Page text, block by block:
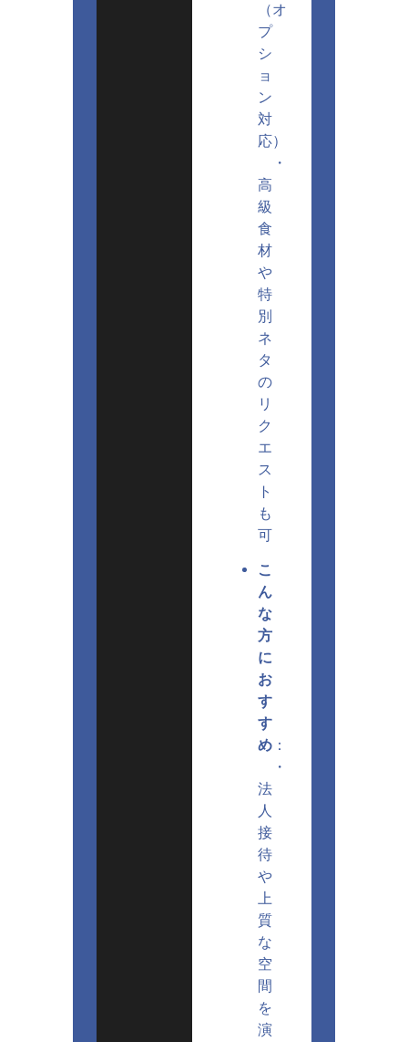
（オ
プ
シ
ョ
ン
対
応）
・
高
級
食
材
や
特
別
ネ
タ
の
リ
ク
エ
ス
ト
も
可
こ
ん
な
方
に
お
す
す
め：
・
法
人
接
待
や
上
質
な
空
間
を
演